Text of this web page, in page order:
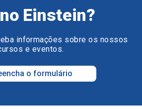
Einstein?
informações sobre os nossos
e eventos.
o formulário